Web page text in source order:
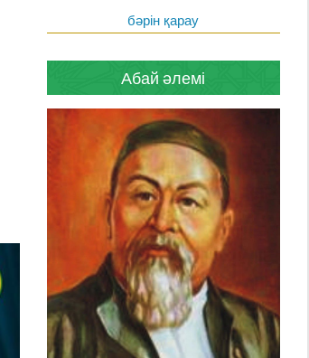
бәрін қарау
Абай әлемі